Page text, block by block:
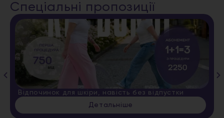
Спеціальні пропозиції
Відпочинок для шкіри, навість без відпустки
Детальніше